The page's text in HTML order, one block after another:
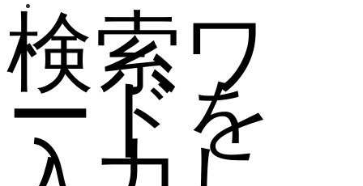
検索ワ
ードを